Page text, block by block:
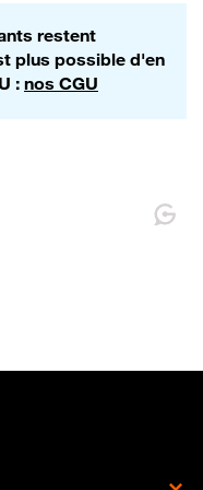
restent
plus possible d'en
: nos CGU